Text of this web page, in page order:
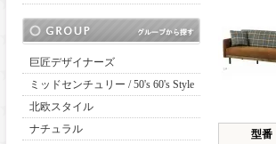
巨匠デザイナーズ
ミッドセンチュリー / 50's 60's Style
北欧スタイル
ナチュラル
型番